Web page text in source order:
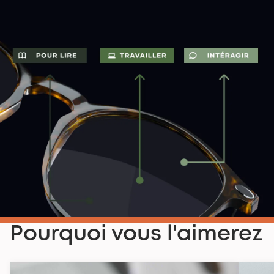
Pourquoi vous l'aimerez